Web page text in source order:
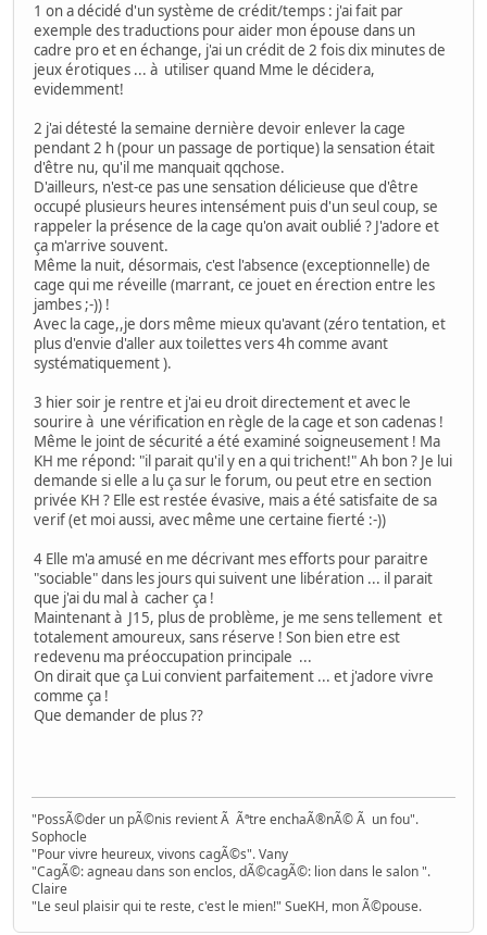
1 on a décidé d'un système de crédit/temps : j'ai fait par
exemple des traductions pour aider mon épouse dans un
cadre pro et en échange, j'ai un crédit de 2 fois dix minutes de
jeux érotiques ... à utiliser quand Mme le décidera,
evidemment!
2 j'ai détesté la semaine dernière devoir enlever la cage
pendant 2 h (pour un passage de portique) la sensation était
d'être nu, qu'il me manquait qqchose.
D'ailleurs, n'est-ce pas une sensation délicieuse que d'être
occupé plusieurs heures intensément puis d'un seul coup, se
rappeler la présence de la cage qu'on avait oublié ? J'adore et
ça m'arrive souvent.
Même la nuit, désormais, c'est l'absence (exceptionnelle) de
cage qui me réveille (marrant, ce jouet en érection entre les
jambes ;-)) !
Avec la cage,,je dors même mieux qu'avant (zéro tentation, et
plus d'envie d'aller aux toilettes vers 4h comme avant
systématiquement ).
3 hier soir je rentre et j'ai eu droit directement et avec le
sourire à une vérification en règle de la cage et son cadenas !
Même le joint de sécurité a été examiné soigneusement ! Ma
KH me répond: "il parait qu'il y en a qui trichent!" Ah bon ? Je lui
demande si elle a lu ça sur le forum, ou peut etre en section
privée KH ? Elle est restée évasive, mais a été satisfaite de sa
verif (et moi aussi, avec même une certaine fierté :-))
4 Elle m'a amusé en me décrivant mes efforts pour paraitre
"sociable" dans les jours qui suivent une libération ... il parait
que j'ai du mal à cacher ça !
Maintenant à J15, plus de problème, je me sens tellement et
totalement amoureux, sans réserve ! Son bien etre est
redevenu ma préoccupation principale ...
On dirait que ça Lui convient parfaitement ... et j'adore vivre
comme ça !
Que demander de plus ??
"PossÃ©der un pÃ©nis revient Ã Ãªtre enchaÃ®nÃ© Ã un fou".
Sophocle
"Pour vivre heureux, vivons cagÃ©s". Vany
"CagÃ©: agneau dans son enclos, dÃ©cagÃ©: lion dans le salon ".
Claire
"Le seul plaisir qui te reste, c'est le mien!" SueKH, mon Ã©pouse.